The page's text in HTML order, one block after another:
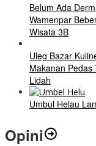
Belum Ada
Wamenpar
Wisata 3B
Uleg Bazar
Makanan Pedas
Lidah
Umbul Helau
Opini